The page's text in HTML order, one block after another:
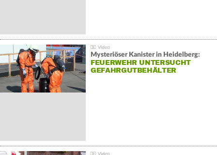
Mysteriöser Kanister in Heidelberg:
FEUERWEHR UNTERSUCHT
GEFAHRGUTBEHÄLTER